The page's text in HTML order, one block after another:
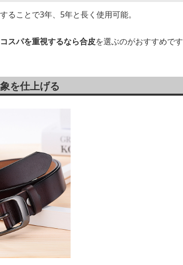
ることで3年、5年と長く使用可能。
スパを重視するなら合皮を選ぶのがおすすめです
を仕上げる